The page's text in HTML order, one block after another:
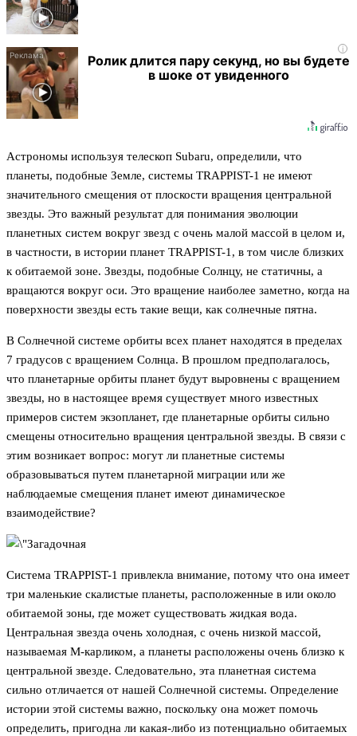
i
Ролик длится пару секунд, но вы будете
в шоке от увиденного
Астрономы используя телескоп Subaru, определили, что
планеты, подобные Земле, системы TRAPPIST-1 не имеют
значительного смещения от плоскости вращения центральной
звезды. Это важный результат для понимания эволюции
планетных систем вокруг звезд с очень малой массой в целом и,
в частности, в истории планет TRAPPIST-1, в том числе близких
к обитаемой зоне. Звезды, подобные Солнцу, не статичны, а
вращаются вокруг оси. Это вращение наиболее заметно, когда на
поверхности звезды есть такие вещи, как солнечные пятна.
В Солнечной системе орбиты всех планет находятся в пределах
7 градусов с вращением Солнца. В прошлом предполагалось,
что планетарные орбиты планет будут выровнены с вращением
звезды, но в настоящее время существует много известных
примеров систем экзопланет, где планетарные орбиты сильно
смещены относительно вращения центральной звезды. В связи с
этим возникает вопрос: могут ли планетные системы
образовываться путем планетарной миграции или же
наблюдаемые смещения планет имеют динамическое
взаимодействие?
Система TRAPPIST-1 привлекла внимание, потому что она имеет
три маленькие скалистые планеты, расположенные в или около
обитаемой зоны, где может существовать жидкая вода.
Центральная звезда очень холодная, с очень низкой массой,
называемая М-карликом, а планеты расположены очень близко к
центральной звезде. Следовательно, эта планетная система
сильно отличается от нашей Солнечной системы. Определение
истории этой системы важно, поскольку она может помочь
определить, пригодна ли какая-либо из потенциально обитаемых